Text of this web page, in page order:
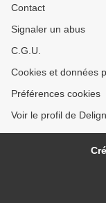
Contact
Signaler un abus
C.G.U.
Cookies et données
Préférences cookies
Voir le profil de